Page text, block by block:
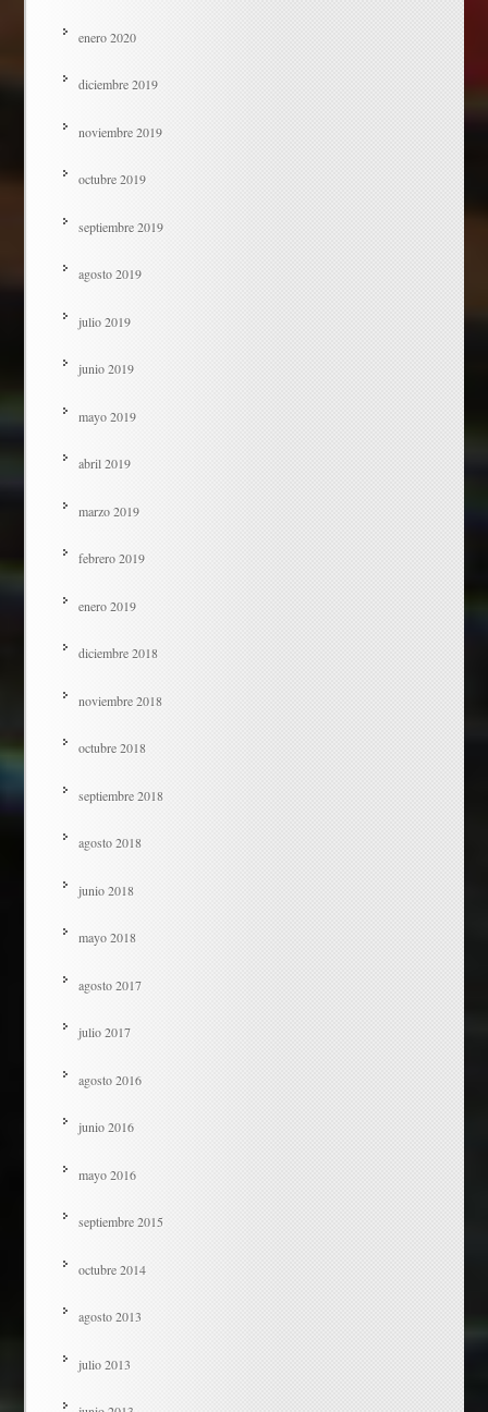
enero 2020
diciembre 2019
noviembre 2019
octubre 2019
septiembre 2019
agosto 2019
julio 2019
junio 2019
mayo 2019
abril 2019
marzo 2019
febrero 2019
enero 2019
diciembre 2018
noviembre 2018
octubre 2018
septiembre 2018
agosto 2018
junio 2018
mayo 2018
agosto 2017
julio 2017
agosto 2016
junio 2016
mayo 2016
septiembre 2015
octubre 2014
agosto 2013
julio 2013